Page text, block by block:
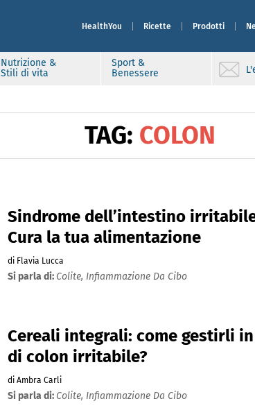
HealthYou Ricette Prodotti
Nutrizione &
Stili di vita
Sport &
Benessere
TAG: COLON
Sindrome dell’intestino
Cura la tua alimentazione
di Flavia Lucca
Si parla di: Colite, Infiammazione Da Cibo
Cereali integrali: come gestirli
di colon irritabile?
di Ambra Carli
Si parla di: Colite, Infiammazione Da Cibo